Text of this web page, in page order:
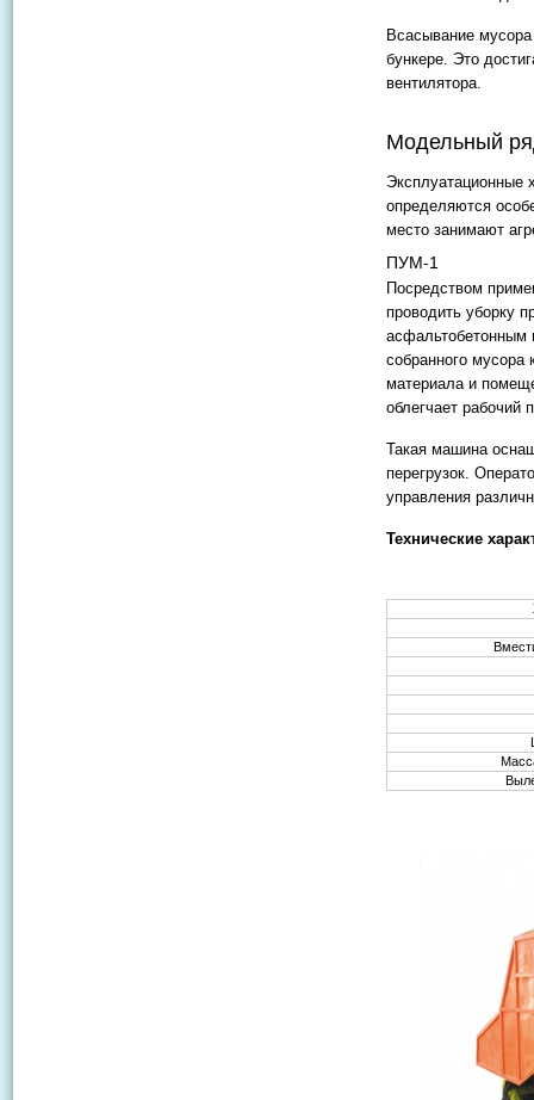
Всасывание мусора
бункере. Это
вентилятора.
Модельный
Эксплуатационные
определяются
место занимают
ПУМ-1
Посредством
проводить уборку
асфальтобетонным
собранного мусора
материала и
облегчает рабочий
Такая машина
перегрузок.
управления
Технические